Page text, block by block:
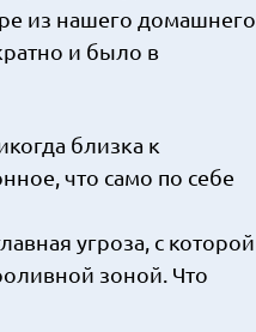
из нашего домашнего
и было в
близка к
что само по себе
угроза, с которой
зоной. Что